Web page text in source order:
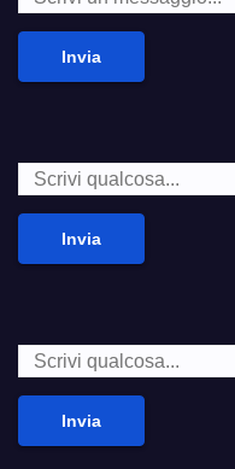
Invia
Invia
Invia